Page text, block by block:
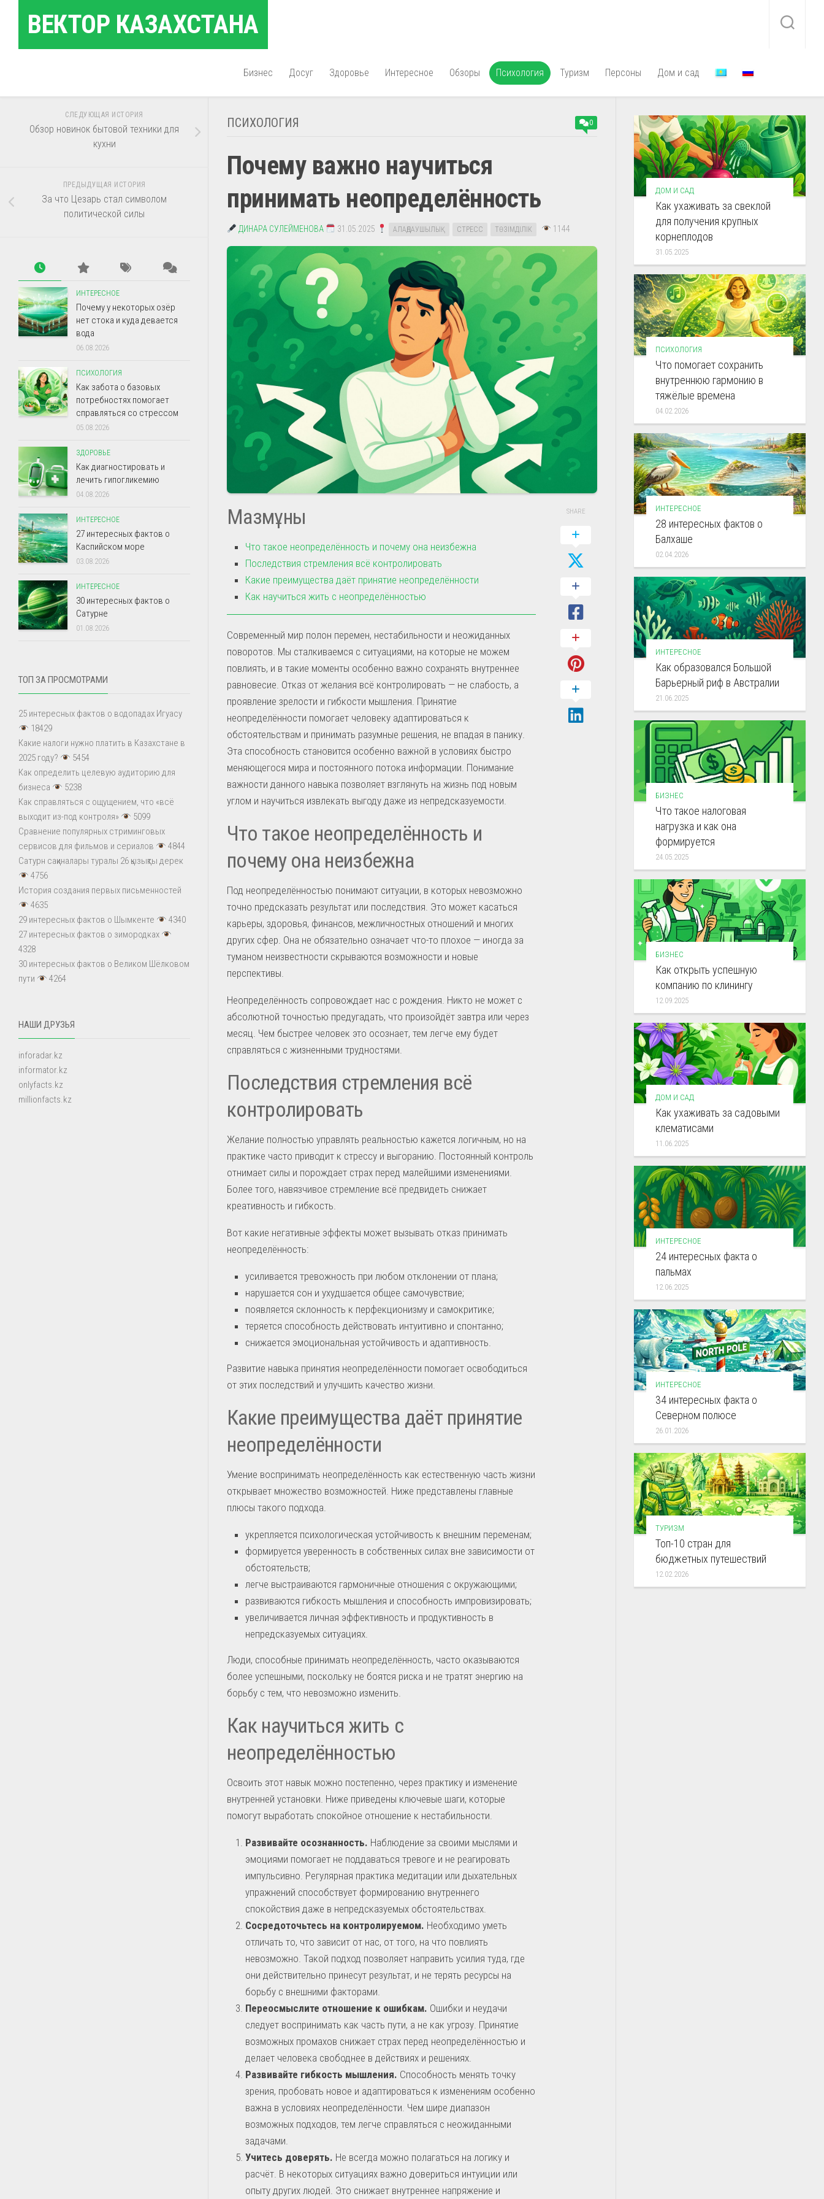
содержаниюВЕКТОР КАЗАХСТАНА
Бизнес Досуг Здоровье Интересное Обзоры Психология Туризм Персоны Дом и сад
ПСИХОЛОГИЯ 0
Почему важно научиться
принимать неопределённость
ДИНАРА СУЛЕЙМЕНОВА 31.05.2025 АЛАҢДАУШЫЛЫҚ СТРЕСС ТӨЗІМДІЛІК 1144
Мазмұны
Что такое неопределённость и почему она неизбежна
Последствия стремления всё контролировать
Какие преимущества даёт принятие неопределённости
Как научиться жить с неопределённостью
Современный мир полон перемен, нестабильности и неожиданных
поворотов. Мы сталкиваемся с ситуациями, на которые не можем
повлиять, и в такие моменты особенно важно сохранять внутреннее
равновесие. Отказ от желания всё контролировать — не слабость, а
проявление зрелости и гибкости мышления. Принятие
неопределённости помогает человеку адаптироваться к
обстоятельствам и принимать разумные решения, не впадая в панику.
Эта способность становится особенно важной в условиях быстро
меняющегося мира и постоянного потока информации. Понимание
важности данного навыка позволяет взглянуть на жизнь под новым
углом и научиться извлекать выгоду даже из непредсказуемости.
Что такое неопределённость и
почему она неизбежна
Под неопределённостью понимают ситуации, в которых невозможно
точно предсказать результат или последствия. Это может касаться
карьеры, здоровья, финансов, межличностных отношений и многих
других сфер. Она не обязательно означает что-то плохое — иногда за
туманом неизвестности скрываются возможности и новые
перспективы.
Неопределённость сопровождает нас с рождения. Никто не может с
абсолютной точностью предугадать, что произойдёт завтра или через
месяц. Чем быстрее человек это осознает, тем легче ему будет
справляться с жизненными трудностями.
Последствия стремления всё
контролировать
Желание полностью управлять реальностью кажется логичным, но на
практике часто приводит к стрессу и выгоранию. Постоянный контроль
отнимает силы и порождает страх перед малейшими изменениями.
Более того, навязчивое стремление всё предвидеть снижает
креативность и гибкость.
Вот какие негативные эффекты может вызывать отказ принимать
неопределённость:
усиливается тревожность при любом отклонении от плана;
нарушается сон и ухудшается общее самочувствие;
появляется склонность к перфекционизму и самокритике;
теряется способность действовать интуитивно и спонтанно;
снижается эмоциональная устойчивость и адаптивность.
Развитие навыка принятия неопределённости помогает освободиться
от этих последствий и улучшить качество жизни.
Какие преимущества даёт принятие
неопределённости
Умение воспринимать неопределённость как естественную часть жизни
открывает множество возможностей. Ниже представлены главные
плюсы такого подхода.
укрепляется психологическая устойчивость к внешним переменам;
формируется уверенность в собственных силах вне зависимости от
обстоятельств;
легче выстраиваются гармоничные отношения с окружающими;
развиваются гибкость мышления и способность импровизировать;
увеличивается личная эффективность и продуктивность в
непредсказуемых ситуациях.
Люди, способные принимать неопределённость, часто оказываются
более успешными, поскольку не боятся риска и не тратят энергию на
борьбу с тем, что невозможно изменить.
Как научиться жить с
неопределённостью
Освоить этот навык можно постепенно, через практику и изменение
внутренней установки. Ниже приведены ключевые шаги, которые
помогут выработать спокойное отношение к нестабильности.
Развивайте осознанность. Наблюдение за своими мыслями и
эмоциями помогает не поддаваться тревоге и не реагировать
импульсивно. Регулярная практика медитации или дыхательных
упражнений способствует формированию внутреннего
спокойствия даже в непредсказуемых обстоятельствах.
Сосредоточьтесь на контролируемом. Необходимо уметь
отличать то, что зависит от нас, от того, на что повлиять
невозможно. Такой подход позволяет направить усилия туда, где
они действительно принесут результат, и не терять ресурсы на
борьбу с внешними факторами.
Переосмыслите отношение к ошибкам. Ошибки и неудачи
следует воспринимать как часть пути, а не как угрозу. Принятие
возможных промахов снижает страх перед неопределённостью и
делает человека свободнее в действиях и решениях.
Развивайте гибкость мышления. Способность менять точку
зрения, пробовать новое и адаптироваться к изменениям особенно
важна в условиях неопределённости. Чем шире диапазон
возможных подходов, тем легче справляться с неожиданными
задачами.
Учитесь доверять. Не всегда можно полагаться на логику и
расчёт. В некоторых ситуациях важно довериться интуиции или
опыту других людей. Это снижает внутреннее напряжение и
SHARE
СЛЕДУЮЩАЯ ИСТОРИЯ
Обзор новинок бытовой техники для
кухни
ПРЕДЫДУЩАЯ ИСТОРИЯ
За что Цезарь стал символом
политической силы
ИНТЕРЕСНОЕ
Почему у некоторых озёр
нет стока и куда девается
вода
06.08.2026
ПСИХОЛОГИЯ
Как забота о базовых
потребностях помогает
справляться со стрессом
05.08.2026
ЗДОРОВЬЕ
Как диагностировать и
лечить гипогликемию
04.08.2026
ИНТЕРЕСНОЕ
27 интересных фактов о
Каспийском море
03.08.2026
ИНТЕРЕСНОЕ
30 интересных фактов о
Сатурне
01.08.2026
ТОП ЗА ПРОСМОТРАМИ
25 интересных фактов о водопадах Игуасу
18429
Какие налоги нужно платить в Казахстане в
2025 году?
5454
Как определить целевую аудиторию для
бизнеса
5238
Как справляться с ощущением, что «всё
выходит из-под контроля»
5099
Сравнение популярных стриминговых
сервисов для фильмов и сериалов
4844
Сатурн сақиналары туралы 26 қызықты дерек
4756
История создания первых письменностей
4635
29 интересных фактов о Шымкенте
4340
27 интересных фактов о зимородках
4328
30 интересных фактов о Великом Шёлковом
пути
4264
НАШИ ДРУЗЬЯ
inforadar.kz
informator.kz
onlyfacts.kz
millionfacts.kz
ДОМ И САД
Как ухаживать за свеклой
для получения крупных
корнеплодов
31.05.2025
ПСИХОЛОГИЯ
Что помогает сохранить
внутреннюю гармонию в
тяжёлые времена
04.02.2026
ИНТЕРЕСНОЕ
28 интересных фактов о
Балхаше
02.04.2026
ИНТЕРЕСНОЕ
Как образовался Большой
Барьерный риф в Австралии
21.06.2025
БИЗНЕС
Что такое налоговая
нагрузка и как она
формируется
24.05.2025
БИЗНЕС
Как открыть успешную
компанию по клинингу
12.09.2025
ДОМ И САД
Как ухаживать за садовыми
клематисами
11.06.2025
ИНТЕРЕСНОЕ
24 интересных факта о
пальмах
12.06.2025
ИНТЕРЕСНОЕ
34 интересных факта о
Северном полюсе
26.01.2026
ТУРИЗМ
Топ-10 стран для
бюджетных путешествий
12.02.2026